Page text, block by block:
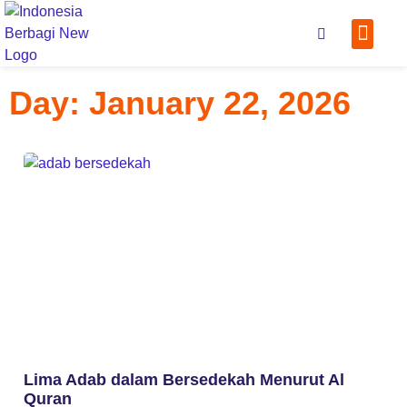
Day: January 22, 2026
Lima Adab dalam Bersedekah Menurut Al
Quran